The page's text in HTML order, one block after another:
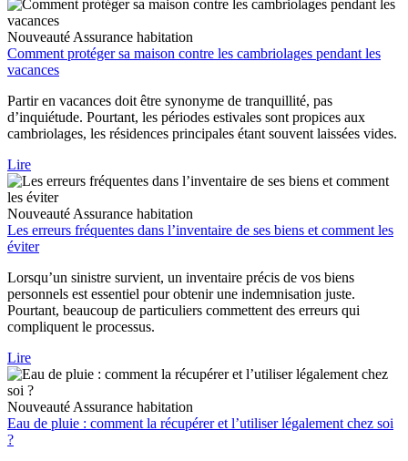
Nouveauté Assurance habitation
Comment protéger sa maison contre les cambriolages pendant les
vacances
Partir en vacances doit être synonyme de tranquillité, pas
d’inquiétude. Pourtant, les périodes estivales sont propices aux
cambriolages, les résidences principales étant souvent laissées vides.
Lire
Nouveauté Assurance habitation
Les erreurs fréquentes dans l’inventaire de ses biens et comment les
éviter
Lorsqu’un sinistre survient, un inventaire précis de vos biens
personnels est essentiel pour obtenir une indemnisation juste.
Pourtant, beaucoup de particuliers commettent des erreurs qui
compliquent le processus.
Lire
Nouveauté Assurance habitation
Eau de pluie : comment la récupérer et l’utiliser légalement chez soi
?